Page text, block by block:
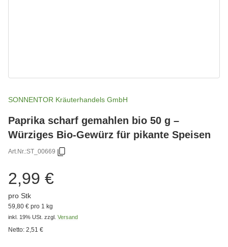
SONNENTOR Kräuterhandels GmbH
Paprika scharf gemahlen bio 50 g –
Würziges Bio-Gewürz für pikante Speisen
Art.Nr.:ST_00669
2,99 €
pro Stk
59,80 € pro 1 kg
inkl. 19% USt. zzgl. Versand
Netto: 2,51 €